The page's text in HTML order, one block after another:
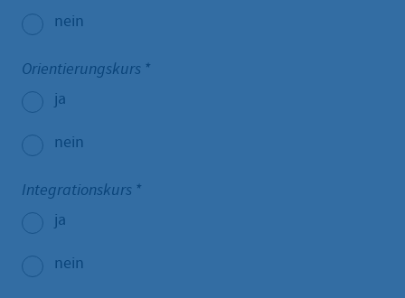
nein
Orientierungskurs *
ja
nein
Integrationskurs *
ja
nein